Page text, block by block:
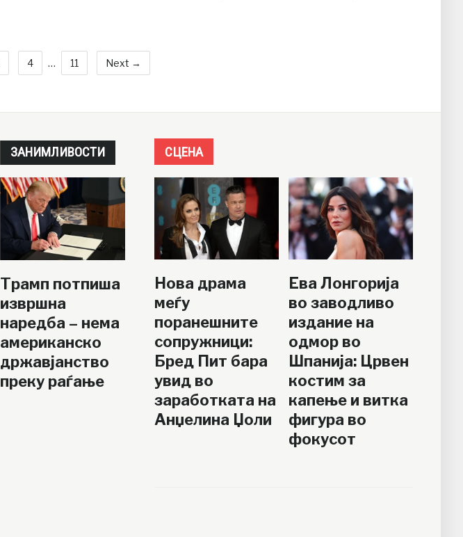
4 … 11 Next →
ЗАНИМЛИВОСТИ
Трамп потпиша
извршна
наредба – нема
американско
државјанство
преку раѓање
СЦЕНА
Нова драма
меѓу
поранешните
сопружници:
Бред Пит бара
увид во
заработката на
Анџелина Џоли
Ева Лонгорија
во заводливо
издание на
одмор во
Шпанија: Црвен
костим за
капење и витка
фигура во
фокусот